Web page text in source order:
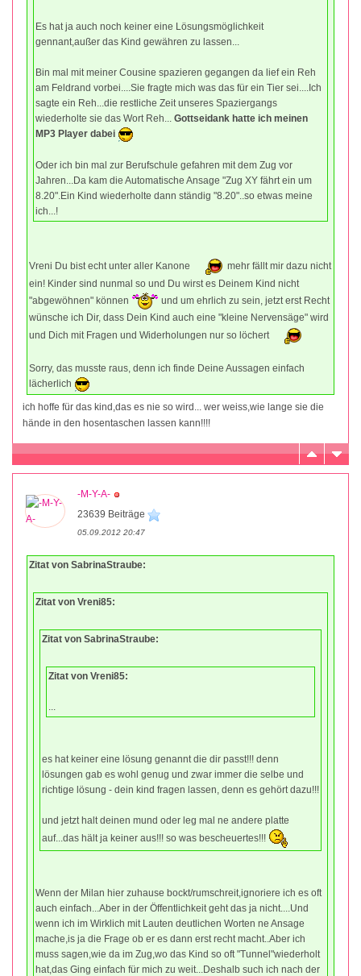
Es hat ja auch noch keiner eine Lösungsmöglichkeit
gennant,außer das Kind gewähren zu lassen...
Bin mal mit meiner Cousine spazieren gegangen da lief ein Reh
am Feldrand vorbei....Sie fragte mich was das für ein Tier sei....Ich
sagte ein Reh...die restliche Zeit unseres Spaziergangs
wiederholte sie das Wort Reh... Gottseidank hatte ich meinen
MP3 Player dabei
Oder ich bin mal zur Berufschule gefahren mit dem Zug vor
Jahren...Da kam die Automatische Ansage "Zug XY fährt ein um
8.20".Ein Kind wiederholte dann ständig "8.20"..so etwas meine
ich...!
Vreni Du bist echt unter aller Kanone
mehr fällt mir dazu nicht
ein! Kinder sind nunmal so und Du wirst es Deinem Kind nicht
"abgewöhnen" können
und um ehrlich zu sein, jetzt erst Recht
wünsche ich Dir, dass Dein Kind auch eine "kleine Nervensäge" wird
und Dich mit Fragen und Widerholungen nur so löchert
Sorry, das musste raus, denn ich finde Deine Aussagen einfach
lächerlich
ich hoffe für das kind,das es nie so wird... wer weiss,wie lange sie die
hände in den hosentaschen lassen kann!!!!
-M-Y-A-
23639 Beiträge
05.09.2012 20:47
Zitat von SabrinaStraube:
Zitat von Vreni85:
Zitat von SabrinaStraube:
Zitat von Vreni85:
es hat keiner eine lösung genannt die dir passt!!! denn
lösungen gab es wohl genug und zwar immer die selbe und
richtige lösung - dein kind fragen lassen, denn es gehört dazu!!!
und jetzt halt deinen mund oder leg mal ne andere platte
auf...das hält ja keiner aus!!! so was bescheuertes!!!
Wenn der Milan hier zuhause bockt/rumschreit,ignoriere ich es oft
auch einfach...Aber in der Öffentlichkeit geht das ja nicht....Und
wenn ich im Wirklich mit Lauten deutlichen Worten ne Ansage
mache,is ja die Frage ob er es dann erst recht macht..Aber ich
muss sagen,wie da im Zug,wo das Kind so oft "Tunnel"wiederholt
hat,das Ging einfach für mich zu weit...Deshalb such ich nach der